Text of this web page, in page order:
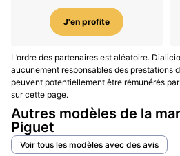
J'en profite
L’ordre des partenaires est aléatoire.
aucunement responsables des prestations
peuvent potentiellement être rémunérés
sur cette page.
Autres modèles de la
Piguet
Voir tous les modèles avec des avis